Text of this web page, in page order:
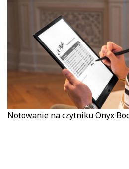
Notowanie na czytniku Onyx